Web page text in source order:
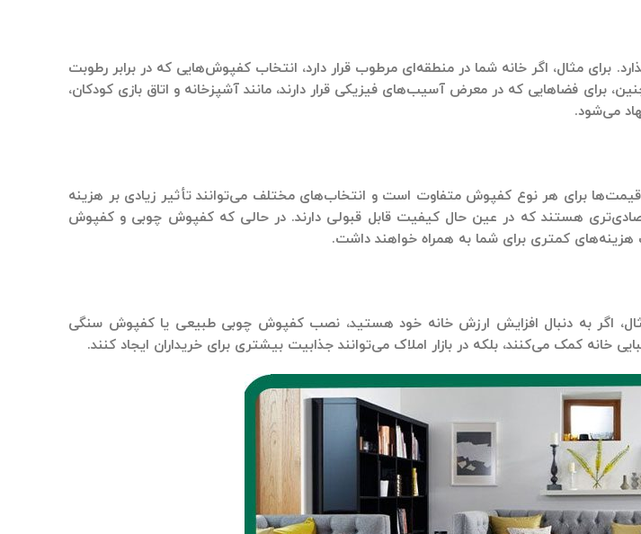
برای مثال، اگر خانه شما در منطقه‌ای مرطوب قرار دارد، انتخاب کفپوش‌هایی که در برابر رطوبت
برای فضاهایی که در معرض آسیب‌های فیزیکی قرار دارند، مانند آشپزخانه و اتاق بازی کودکان،
می‌شود.
قیمت‌ها برای هر نوع کفپوش متفاوت است و انتخاب‌های مختلف می‌توانند تأثیر زیادی بر هزینه
هستند که در عین حال کیفیت قابل قبولی دارند. در حالی کهکفپوش چوبی و کفپوش
هزینه‌های کمتری برای شما به همراه خواهند داشت.
اگر به دنبال افزایش ارزش خانه خود هستید، نصبکفپوش چوبی طبیعی یاکفپوش سنگی
کمک می‌کنند، بلکه در بازار املاک می‌توانند جذابیت بیشتری برای خریداران ایجاد کنند.